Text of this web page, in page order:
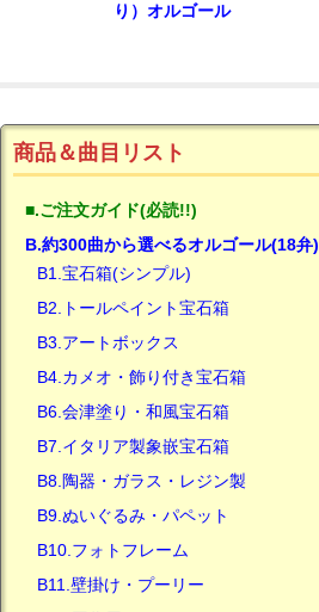
り）オルゴール
商品＆曲目リスト
■.ご注文ガイド(必読!!)
B.約300曲から選べるオルゴール(18弁)
B1.宝石箱(シンプル)
B2.トールペイント宝石箱
B3.アートボックス
B4.カメオ・飾り付き宝石箱
B6.会津塗り・和風宝石箱
B7.イタリア製象嵌宝石箱
B8.陶器・ガラス・レジン製
B9.ぬいぐるみ・パペット
B10.フォトフレーム
B11.壁掛け・プーリー